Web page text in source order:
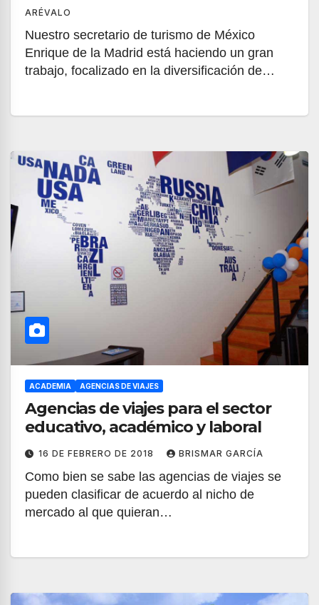
ARÉVALO
Nuestro secretario de turismo de México
Enrique de la Madrid está haciendo un gran
trabajo, focalizado en la diversificación de…
ACADEMIA AGENCIAS DE VIAJES
Agencias de viajes para el sector
educativo, académico y laboral
16 DE FEBRERO DE 2018 BRISMAR GARCÍA
Como bien se sabe las agencias de viajes se
pueden clasificar de acuerdo al nicho de
mercado al que quieran…